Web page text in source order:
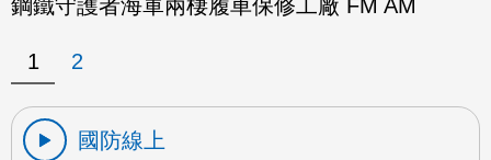
鋼鐵守護者海軍兩棲履車保修工廠 FM AM
1 2
國防線上